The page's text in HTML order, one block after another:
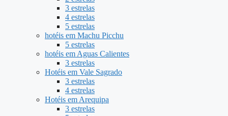
3 estrelas
4 estrelas
5 estrelas
hotéis em Machu Picchu
5 estrelas
hotéis em Aguas Calientes
3 estrelas
Hotéis em Vale Sagrado
3 estrelas
4 estrelas
Hotéis em Arequipa
3 estrelas